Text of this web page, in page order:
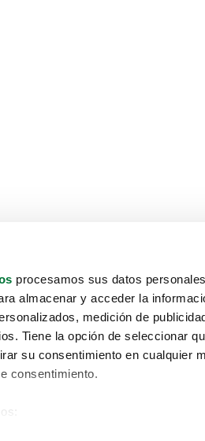
procesamos sus datos
almacenar y acceder la
medición de
Tiene la opción de seleccionar
su consentimiento en cualquier
consentimiento.